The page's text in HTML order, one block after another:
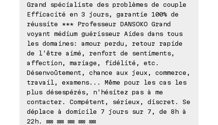
Grand spécialiste des problèmes de couple
Efficacité en 3 jours, garantie 100% de
réussite *** Professeur DANSOKO Grand
voyant médium guérisseur Aides dans tous
les domaines: amour perdu, retour rapide
de l'être aimé, renfort de sentiments,
affection, mariage, fidélité, etc.
Désenvoûtement, chance aux jeux, commerce,
travail, examens... Même pour les cas les
plus désespérés, n'hésitez pas à me
contacter. Compétent, sérieux, discret. Se
déplace à domicile 7 jours sur 7, de 8h à
22h. ⊠⊠ ⊠⊠ ⊠⊠ ⊠⊠ ⊠⊠